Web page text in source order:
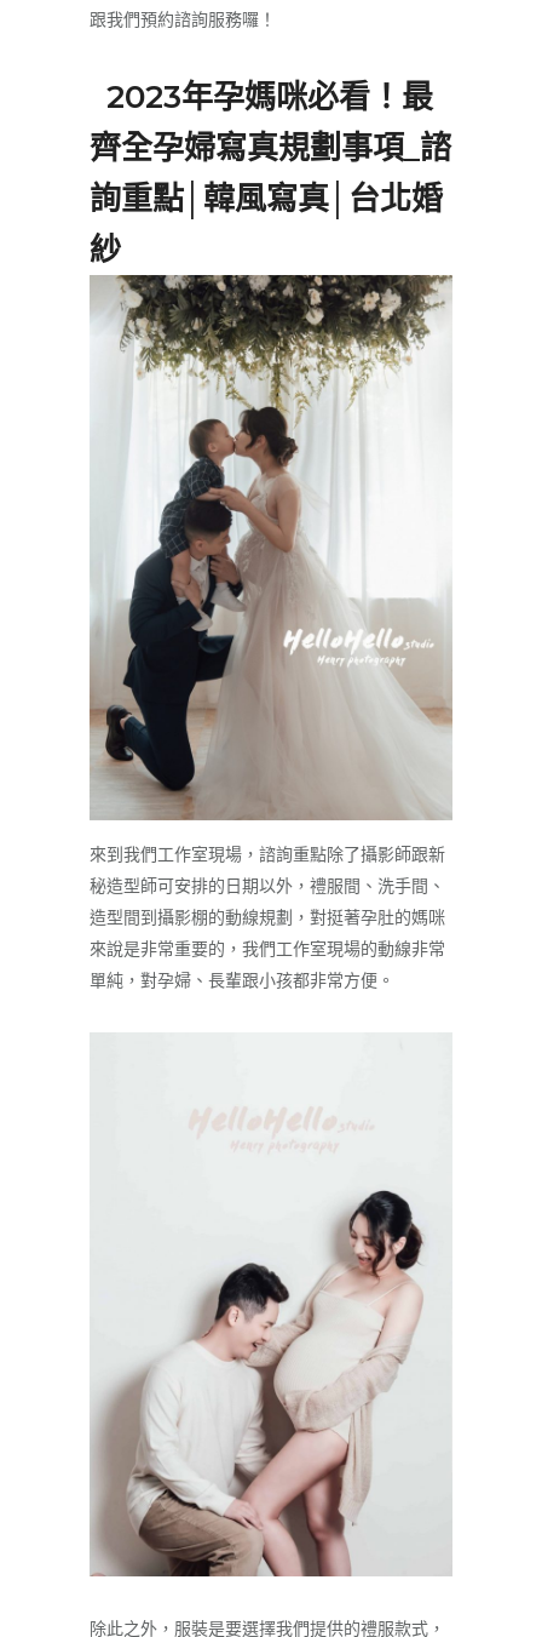
跟我們預約諮詢服務囉！
2023年孕媽咪必看！最
齊全孕婦寫真規劃事項_諮
詢重點│韓風寫真│台北婚
紗
來到我們工作室現場，諮詢重點除了攝影師跟新
秘造型師可安排的日期以外，禮服間、洗手間、
造型間到攝影棚的動線規劃，對挺著孕肚的媽咪
來說是非常重要的，我們工作室現場的動線非常
單純，對孕婦、長輩跟小孩都非常方便。
除此之外，服裝是要選擇我們提供的禮服款式，